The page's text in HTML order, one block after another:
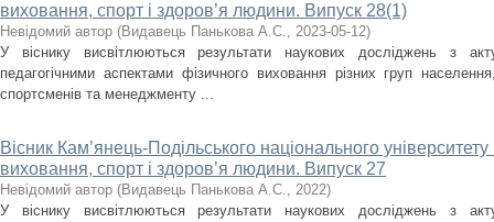
виховання, спорт і здоров’я людини. Випуск 28(1)
Невідомий автор (Видавець Панькова А.С., 2023-05-12)
У віснику висвітлюються результати наукових досліджень з
педагогічними аспектами фізичного виховання різних груп населення,
спортсменів та менеджменту ...
Вісник Кам’янець-Подільського національного університету
виховання, спорт і здоров’я людини. Випуск 27
Невідомий автор (Видавець Панькова А.С., 2022)
У віснику висвітлюються результати наукових досліджень з